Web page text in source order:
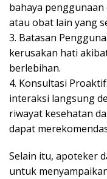
bahaya
atau obat lain yang
3. Batasan
kerusakan hati
berlebihan.
4. Konsultasi
interaksi langsung
riwayat kesehatan
dapat
Selain itu, apoteker
untuk